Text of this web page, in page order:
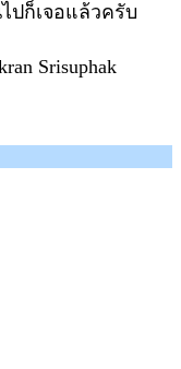
ปก็เจอแล้วครับ
Srisuphak